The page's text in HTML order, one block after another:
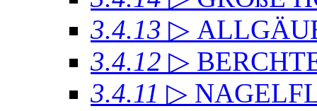
3.4.13 ▷
3.4.12 ▷
3.4.11 ▷